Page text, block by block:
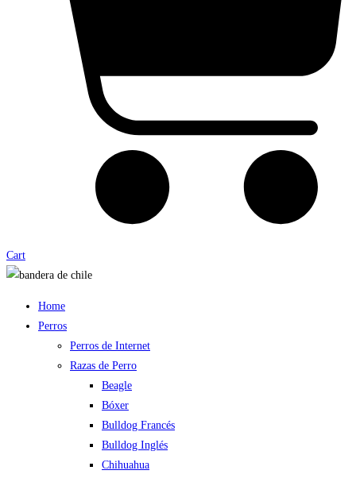
Cart
Home
Perros
Perros de Internet
Razas de Perro
Beagle
Bóxer
Bulldog Francés
Bulldog Inglés
Chihuahua